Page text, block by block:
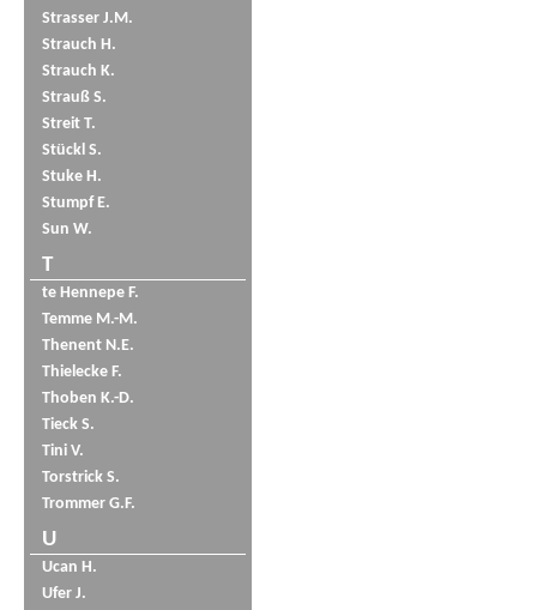
Strasser J.M.
Strauch H.
Strauch K.
Strauß S.
Streit T.
Stückl S.
Stuke H.
Stumpf E.
Sun W.
T
te Hennepe F.
Temme M.-M.
Thenent N.E.
Thielecke F.
Thoben K.-D.
Tieck S.
Tini V.
Torstrick S.
Trommer G.F.
U
Ucan H.
Ufer J.